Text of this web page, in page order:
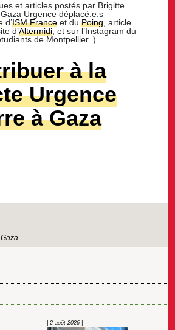
et articles postés par Brigitte
Urgence déplacé.e.s
d’ISM France et duPoing , article
d’Altermidi , et sur l’Instagram du
de Montpellier..)
à la
Urgence
à Gaza
| 2 août 2026 |